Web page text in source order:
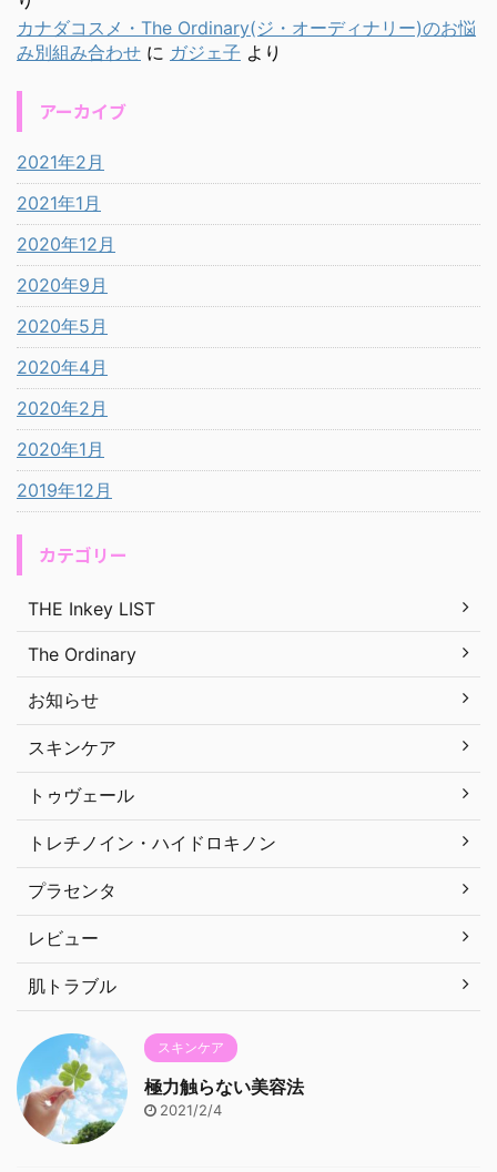
カナダコスメ・The Ordinary(ジ・オーディナリー)のお悩
み別組み合わせ に ガジェ子 より
アーカイブ
2021年2月
2021年1月
2020年12月
2020年9月
2020年5月
2020年4月
2020年2月
2020年1月
2019年12月
カテゴリー
THE Inkey LIST
The Ordinary
お知らせ
スキンケア
トゥヴェール
トレチノイン・ハイドロキノン
プラセンタ
レビュー
肌トラブル
スキンケア
極力触らない美容法
2021/2/4